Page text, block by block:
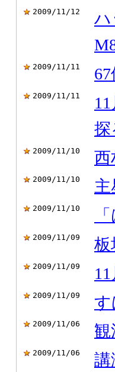
2009/11/12
ハ
2009/11/11
2009/11/11
探
2009/11/10 西
2009/11/10
2009/11/10
2009/11/09 板
2009/11/09
2009/11/09 す
2009/11/06 観
2009/11/06
講